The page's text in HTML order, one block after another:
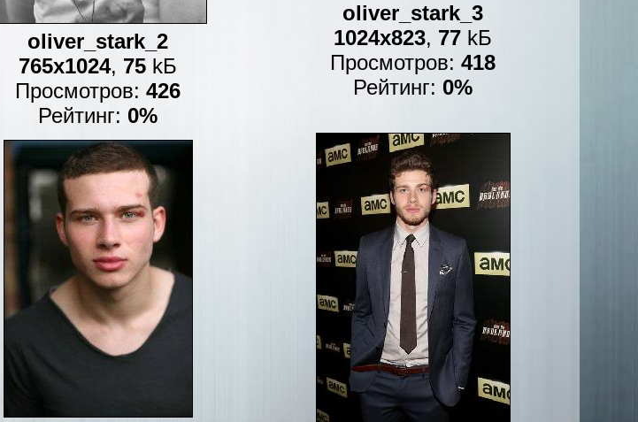
oliver_stark_2
765x1024, 75 kБ
Просмотров:426
Рейтинг: 0%
oliver_stark_3
1024x823, 77 kБ
Просмотров:418
Рейтинг: 0%